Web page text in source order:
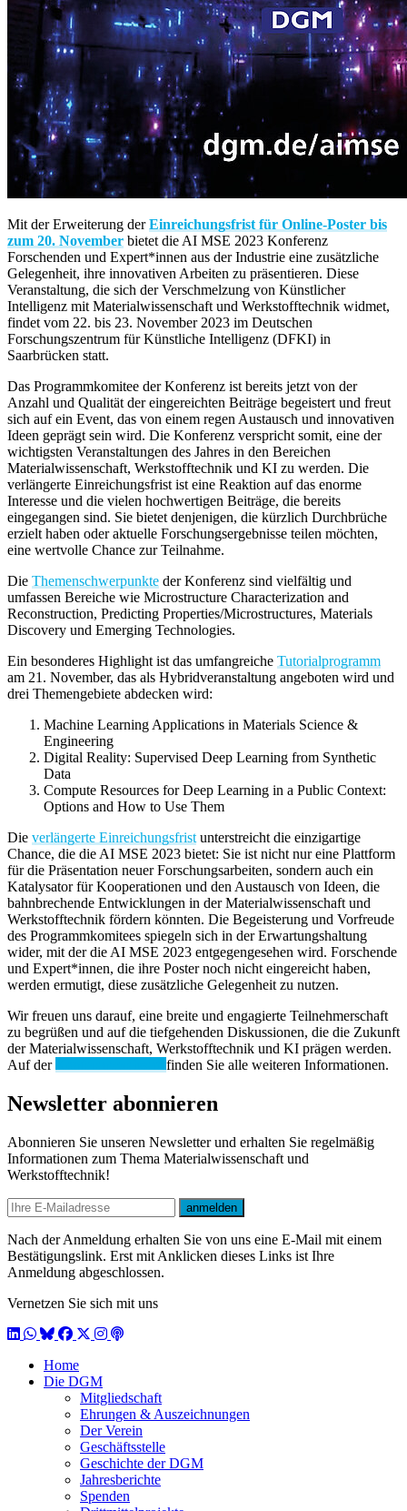
Mit der Erweiterung derEinreichungsfrist für Online-Poster bis
zum 20. November bietet die AI MSE 2023 Konferenz
Forschenden und Expert*innen aus der Industrie eine zusätzliche
Gelegenheit, ihre innovativen Arbeiten zu präsentieren. Diese
Veranstaltung, die sich der Verschmelzung von Künstlicher
Intelligenz mit Materialwissenschaft und Werkstofftechnik widmet,
findet vom 22. bis 23. November 2023 im Deutschen
Forschungszentrum für Künstliche Intelligenz (DFKI) in
Saarbrücken statt.
Das Programmkomitee der Konferenz ist bereits jetzt von der
Anzahl und Qualität der eingereichten Beiträge begeistert und freut
sich auf ein Event, das von einem regen Austausch und innovativen
Ideen geprägt sein wird. Die Konferenz verspricht somit, eine der
wichtigsten Veranstaltungen des Jahres in den Bereichen
Materialwissenschaft, Werkstofftechnik und KI zu werden. Die
verlängerte Einreichungsfrist ist eine Reaktion auf das enorme
Interesse und die vielen hochwertigen Beiträge, die bereits
eingegangen sind. Sie bietet denjenigen, die kürzlich Durchbrüche
erzielt haben oder aktuelle Forschungsergebnisse teilen möchten,
eine wertvolle Chance zur Teilnahme.
Die Themenschwerpunkte der Konferenz sind vielfältig und
umfassen Bereiche wie Microstructure Characterization and
Reconstruction, Predicting Properties/Microstructures, Materials
Discovery und Emerging Technologies.
Ein besonderes Highlight ist das umfangreiche Tutorialprogramm
am 21. November, das als Hybridveranstaltung angeboten wird und
drei Themengebiete abdecken wird:
Machine Learning Applications in Materials Science &
Engineering
Digital Reality: Supervised Deep Learning from Synthetic
Data
Compute Resources for Deep Learning in a Public Context:
Options and How to Use Them
Die verlängerte Einreichungsfrist unterstreicht die einzigartige
Chance, die die AI MSE 2023 bietet: Sie ist nicht nur eine Plattform
für die Präsentation neuer Forschungsarbeiten, sondern auch ein
Katalysator für Kooperationen und den Austausch von Ideen, die
bahnbrechende Entwicklungen in der Materialwissenschaft und
Werkstofftechnik fördern könnten. Die Begeisterung und Vorfreude
des Programmkomitees spiegeln sich in der Erwartungshaltung
wider, mit der die AI MSE 2023 entgegengesehen wird. Forschende
und Expert*innen, die ihre Poster noch nicht eingereicht haben,
werden ermutigt, diese zusätzliche Gelegenheit zu nutzen.
Wir freuen uns darauf, eine breite und engagierte Teilnehmerschaft
zu begrüßen und auf die tiefgehenden Diskussionen, die die Zukunft
der Materialwissenschaft, Werkstofftechnik und KI prägen werden.
Auf der
finden Sie alle weiteren Informationen.
Newsletter abonnieren
Abonnieren Sie unseren Newsletter und erhalten Sie regelmäßig
Informationen zum Thema Materialwissenschaft und
Werkstofftechnik!
E-mail
anmelden
Nach der Anmeldung erhalten Sie von uns eine E-Mail mit einem
Bestätigungslink. Erst mit Anklicken dieses Links ist Ihre
Anmeldung abgeschlossen.
Vernetzen Sie sich mit uns
LinkedIn
WhatsApp
BlueSky
Facebook
X / Twitter
Instagram
Podcast
Home
Die DGM
Mitgliedschaft
Ehrungen & Auszeichnungen
Der Verein
Geschäftsstelle
Geschichte der DGM
Jahresberichte
Spenden